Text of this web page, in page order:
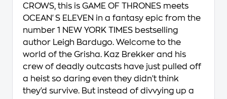
CROWS, this is GAME OF THRONES meets
OCEAN'S ELEVEN in a fantasy epic from the
number 1 NEW YORK TIMES bestselling
author Leigh Bardugo. Welcome to the
world of the Grisha. Kaz Brekker and his
crew of deadly outcasts have just pulled off
a heist so daring even they didn't think
they'd survive. But instead of divvying up a